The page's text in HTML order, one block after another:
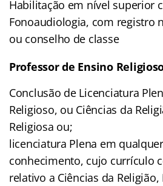
Habilitação em nível superior
Fonoaudiologia, com registro
ou conselho de classe
Professor de Ensino
Conclusão de Licenciatura
Religioso, ou Ciências da
Religiosa ou;
licenciatura Plena em
conhecimento, cujo currículo
relativo a Ciências da